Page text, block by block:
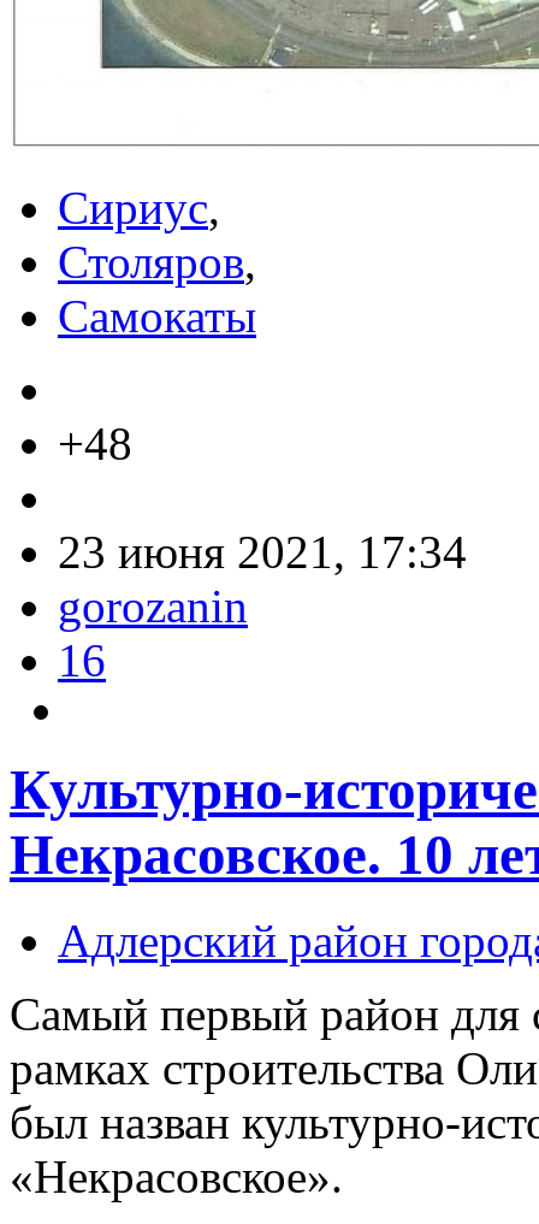
Сириус,
Столяров,
Самокаты
+48
23 июня 2021, 17:34
gorozanin
16
Культурно-
Некрасовское. 10
Адлерский район
Самый первый район для
рамках строительства
был назван культурно-
«Некрасовское».